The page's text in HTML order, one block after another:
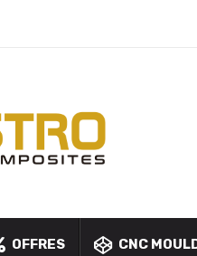
OFFRES CNC